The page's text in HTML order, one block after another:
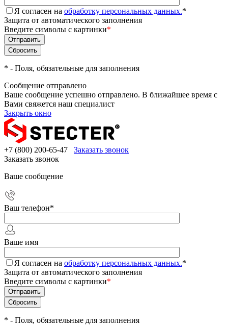
Я согласен на обработку персональных данных.*
Защита от автоматического заполнения
Введите символы с картинки*
* - Поля, обязательные для заполнения
Сообщение отправлено
Ваше сообщение успешно отправлено. В ближайшее время с
Вами свяжется наш специалист
Закрыть окно
+7 (800) 200-65-47
Заказать звонок
Заказать звонок
Ваше сообщение
Ваш телефон*
Ваше имя
Я согласен на обработку персональных данных.*
Защита от автоматического заполнения
Введите символы с картинки*
* - Поля, обязательные для заполнения